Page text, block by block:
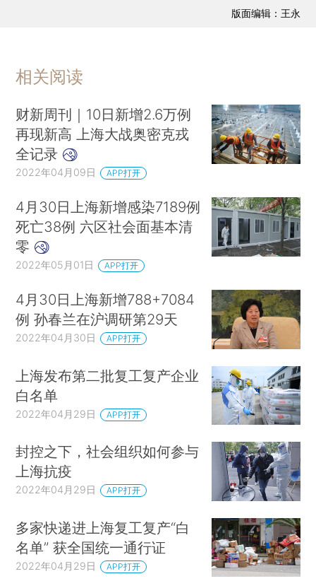
版面编辑：王永
相关阅读
财新周刊｜10日新增2.6万例
再现新高 上海大战奥密克戎
全记录
2022年04月09日 APP打开
4月30日上海新增感染7189例
死亡38例 六区社会面基本清
零
2022年05月01日 APP打开
4月30日上海新增788+7084
例 孙春兰在沪调研第29天
2022年04月30日 APP打开
上海发布第二批复工复产企业
白名单
2022年04月29日 APP打开
封控之下，社会组织如何参与
上海抗疫
2022年04月29日 APP打开
多家快递进上海复工复产“白
名单” 获全国统一通行证
2022年04月29日 APP打开